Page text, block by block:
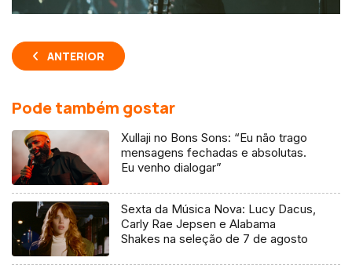
ANTERIOR
Pode também gostar
Xullaji no Bons Sons: “Eu não trago
mensagens fechadas e absolutas.
Eu venho dialogar”
Sexta da Música Nova: Lucy Dacus,
Carly Rae Jepsen e Alabama
Shakes na seleção de 7 de agosto